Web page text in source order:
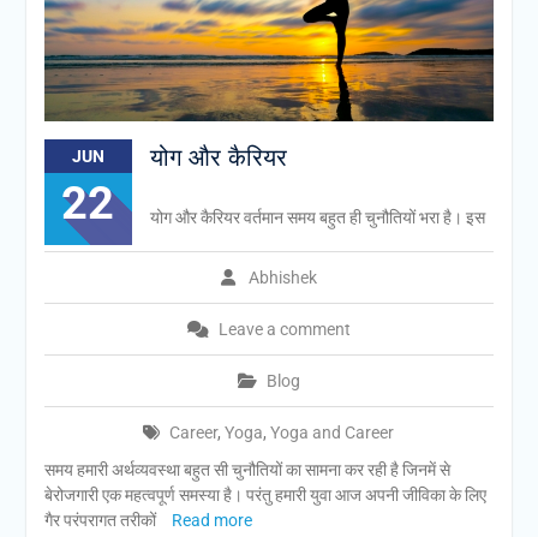
JUN
22
योग और कैरियर
Abhishek
Leave a comment
Blog
Career,Yoga,Yoga and Career
योग और कैरियर वर्तमान समय बहुत ही चुनौतियों भरा है। इस
समय हमारी अर्थव्यवस्था बहुत सी चुनौतियों का सामना कर रही है जिनमें से
बेरोजगारी एक महत्वपूर्ण समस्या है। परंतु हमारी युवा आज अपनी जीविका के लिए
गैर परंपरागत तरीकों
Read more